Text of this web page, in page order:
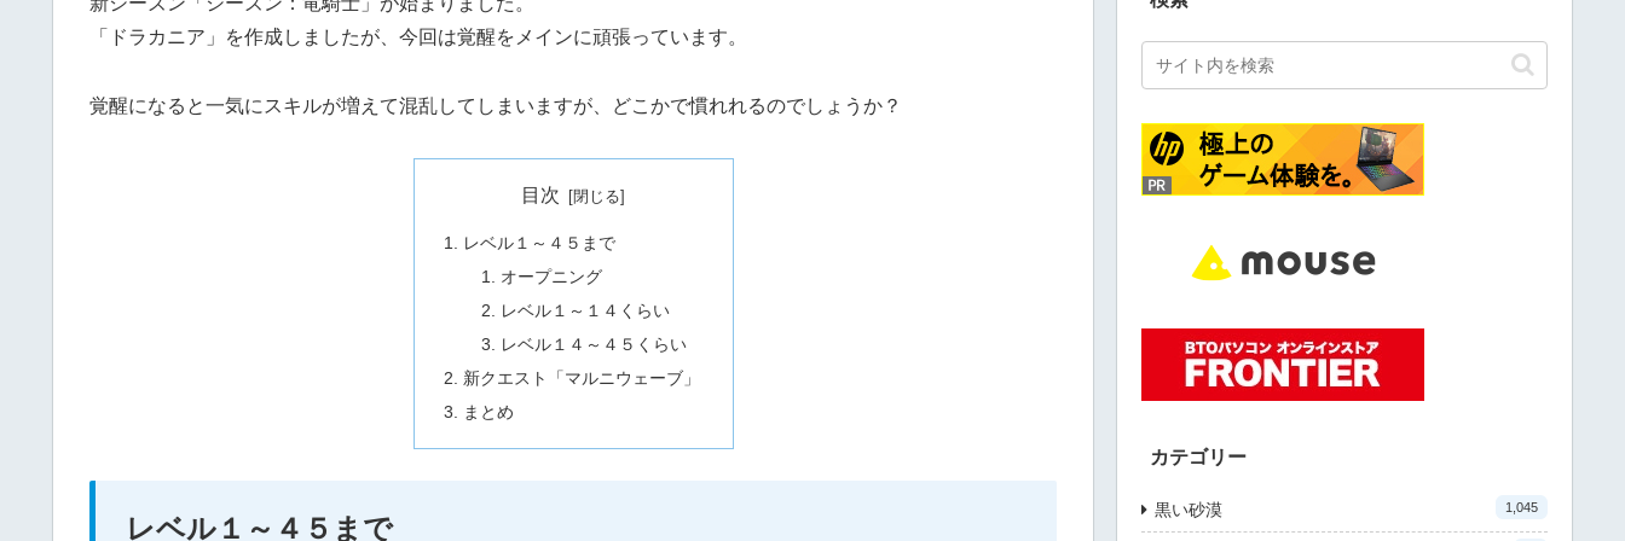
「ドラカニア」を作成しましたが、今回は覚醒をメインに頑張っています。
覚醒になると一気にスキルが増えて混乱してしまいますが、どこかで慣れれるのでしょうか？
目次
レベル１～４５まで
オープニング
レベル１～１４くらい
レベル１４～４５くらい
新クエスト「マルニウェーブ」
まとめ
レベル１～４５まで
カテゴリー
黒い砂漠 1,045